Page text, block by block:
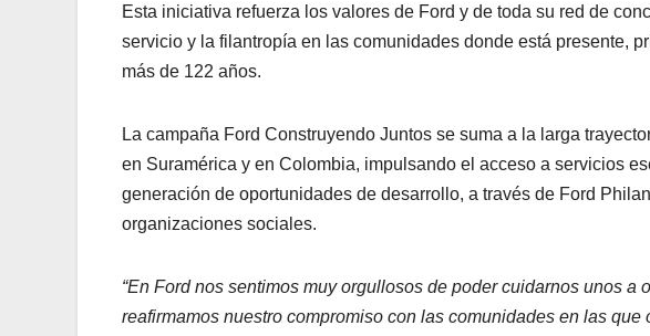
Esta iniciativa refuerza los valores de Ford y de toda su red de
servicio y la filantropía en las comunidades donde está presente,
más de 122 años.
La campaña Ford Construyendo Juntos se suma a la larga
en Suramérica y en Colombia, impulsando el acceso a servicios
generación de oportunidades de desarrollo, a través de Ford
organizaciones sociales.
“En Ford nos sentimos muy orgullosos de poder cuidarnos unos a
reafirmamos nuestro compromiso con las comunidades en las